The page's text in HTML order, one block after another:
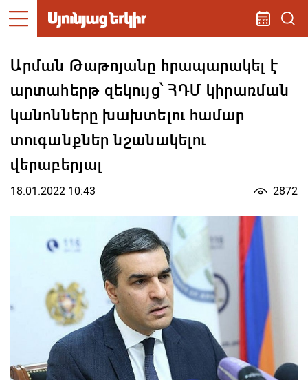
Արման Թաթոյանը հրապարակել է
արտահերթ զեկույց՝ ՀԴՄ կիրառման
կանոնները խախտելու համար
տուգանքներ նշանակելու
վերաբերյալ
18.01.2022 10:43 2872